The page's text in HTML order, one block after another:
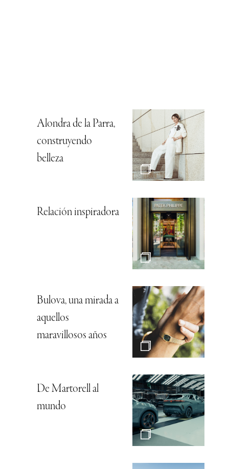
Alondra de la Parra,
construyendo
belleza
Relación inspiradora
Bulova, una mirada a
aquellos
maravillosos años
De Martorell al
mundo